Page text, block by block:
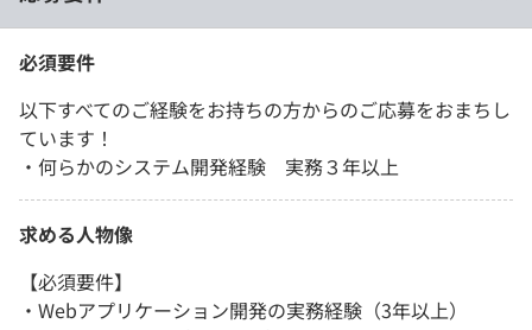
必須要件
以下すべてのご経験をお持ちの方からのご応募をおまちし
ています！
・何らかのシステム開発経験 実務３年以上
求める人物像
【必須要件】
・Webアプリケーション開発の実務経験（3年以上）